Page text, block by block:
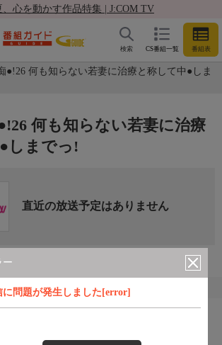
、心を動かす作品特集 | J:COM TV
CS番組一覧 番組表
検索
●!26 何も知らない若妻に治療と称して中●しま
ー
に問題が発生しました[error]
何も知らない若妻に治療
しまでっ!
直近の放送予定はありません
すすめ番組